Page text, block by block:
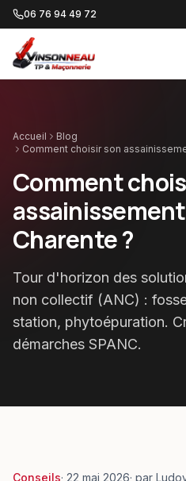
06 76 94 49 72
Accueil
Blog
Comment choisir son
Comment
Charente ?
Tour d'horizon des
non collectif (ANC) :
station, phytoépuration.
démarches SPANC.
Conseils· 22 mai 2026· par